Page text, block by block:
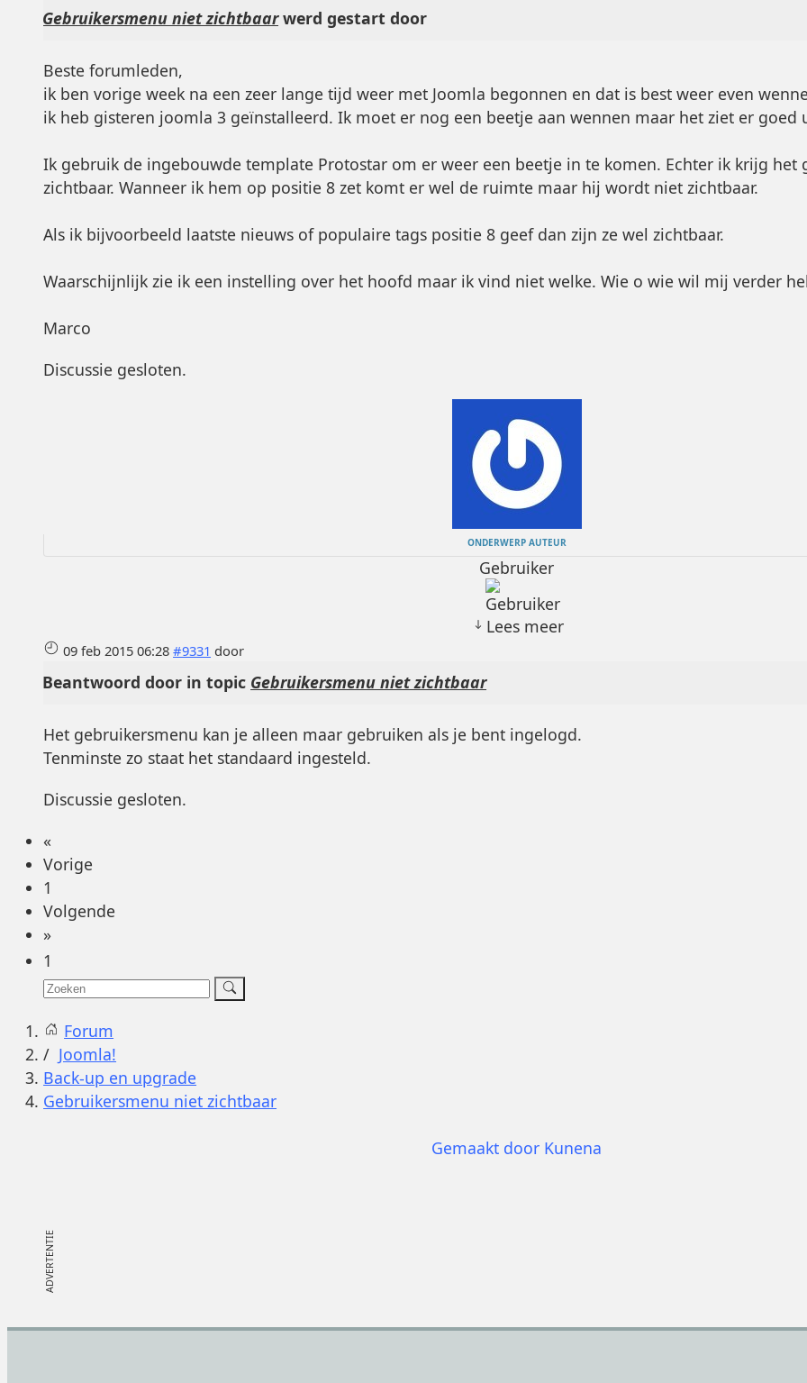
Gebruikersmenu niet zichtbaarwerd gestart door
Beste forumleden,
ik ben vorige week na een zeer lange tijd weer met Joomla begonnen en dat is best weer even
ik heb gisteren joomla 3 geïnstalleerd. Ik moet er nog een beetje aan wennen maar het ziet er goed
Ik gebruik de ingebouwde template Protostar om er weer een beetje in te komen. Echter ik krijg het
zichtbaar. Wanneer ik hem op positie 8 zet komt er wel de ruimte maar hij wordt niet zichtbaar.
Als ik bijvoorbeeld laatste nieuws of populaire tags positie 8 geef dan zijn ze wel zichtbaar.
Waarschijnlijk zie ik een instelling over het hoofd maar ik vind niet welke. Wie o wie wil mij verder
Marco
Discussie gesloten.
ONDERWERP AUTEUR
Gebruiker
Lees meer
09 feb 2015 06:28 #9331 door
Beantwoord door in topic Gebruikersmenu niet zichtbaar
Het gebruikersmenu kan je alleen maar gebruiken als je bent ingelogd.
Tenminste zo staat het standaard ingesteld.
Discussie gesloten.
«
Vorige
1
Volgende
»
1
Forum
Joomla!
Back-up en upgrade
Gebruikersmenu niet zichtbaar
Gemaakt door Kunena